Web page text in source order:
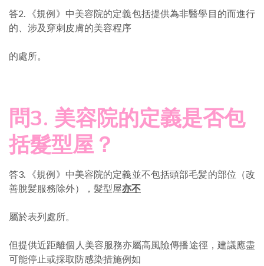
答2. 《規例》中美容院的定義包括提供為非醫學目的而進行
的、涉及穿刺皮膚的美容程序
的處所。
問3. 美容院的定義是否包
括髮型屋？
答3. 《規例》中美容院的定義並不包括頭部毛髪的部位（改
善脫髪服務除外），髮型屋亦不
屬於表列處所。
但提供近距離個人美容服務亦屬高風險傳播途徑，建議應盡
可能停止或採取防感染措施例如